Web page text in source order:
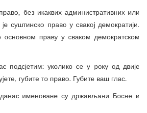
без икаквих административних или
суштинско право у свакој демократији.
праву у сваком демократском
подсјетим: уколико се у року од двије
губите то право. Губите ваш глас.
данас именоване су држављани Босне и